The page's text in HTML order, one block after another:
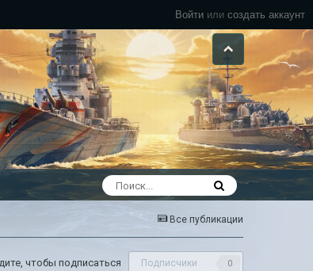
Войти или создать аккаунт
Все публикации
чтобы подписаться Подписчики 0